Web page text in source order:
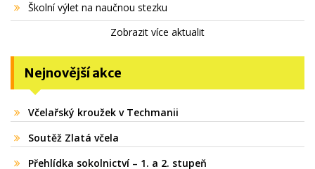
Školní výlet na naučnou stezku
Zobrazit více aktualit
Nejnovější akce
Včelařský kroužek v Techmanii
Soutěž Zlatá včela
Přehlídka sokolnictví – 1. a 2. stupeň